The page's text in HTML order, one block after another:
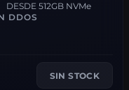
DESDE 512GB NVMe
DDOS
SIN STOCK